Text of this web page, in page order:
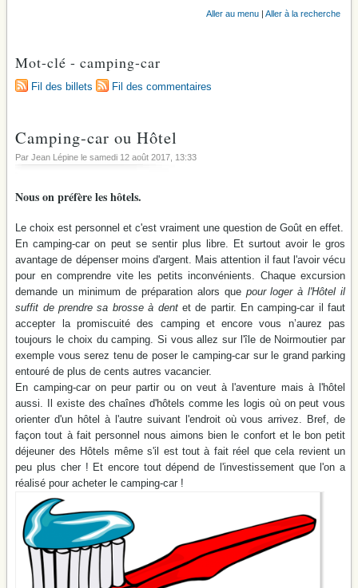
Aller au menu |Aller à la recherche
Mot-clé - camping-car
Fil des billets Fil des commentaires
Camping-car ou Hôtel
Par Jean Lépine lesamedi 12 août 2017 , 13:33
Nous on préfère les hôtels.
Le choix est personnel et c'est vraiment une question de Goût en effet.
En camping-car on peut se sentir plus libre. Et surtout avoir le gros
avantage de dépenser moins d'argent. Mais attention il faut l'avoir vécu
pour en comprendre vite les petits inconvénients. Chaque excursion
demande un minimum de préparation alors que pour loger à l'Hôtel il
suffit de prendre sa brosse à dentet de partir. En camping-car il faut
accepter la promiscuité des camping et encore vous n’aurez pas
toujours le choix du camping. Si vous allez sur l'île de Noirmoutier par
exemple vous serez tenu de poser le camping-car sur le grand parking
entouré de plus de cents autres vacancier.
En camping-car on peur partir ou on veut à l'aventure mais à l'hôtel
aussi. Il existe des chaînes d'hôtels comme les logis où on peut vous
orienter d'un hôtel à l'autre suivant l'endroit où vous arrivez. Bref, de
façon tout à fait personnel nous aimons bien le confort et le bon petit
déjeuner des Hôtels même s'il est tout à fait réel que cela revient un
peu plus cher ! Et encore tout dépend de l'investissement que l'on a
réalisé pour acheter le camping-car !